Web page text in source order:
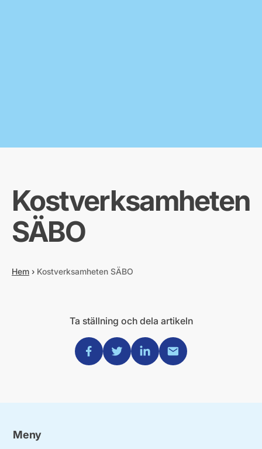
Kostverksamheten
SÄBO
Hem › Kostverksamheten SÄBO
Ta ställning och dela artikeln
Dela via Facebook
Dela via Twitter
Dela via Linkedin
Dela via Mail
Meny